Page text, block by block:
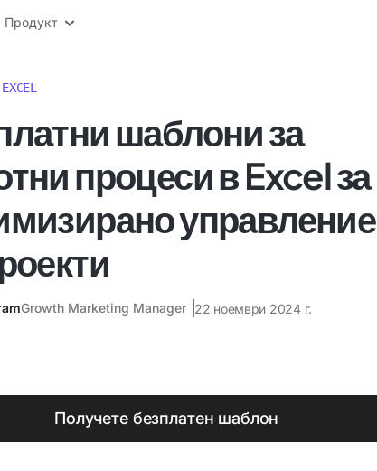
Продукт
шаблони за
процеси в Excel за
управление
Growth Marketing Manager 22 ноември 2024 г.
Получете безплатен шаблон